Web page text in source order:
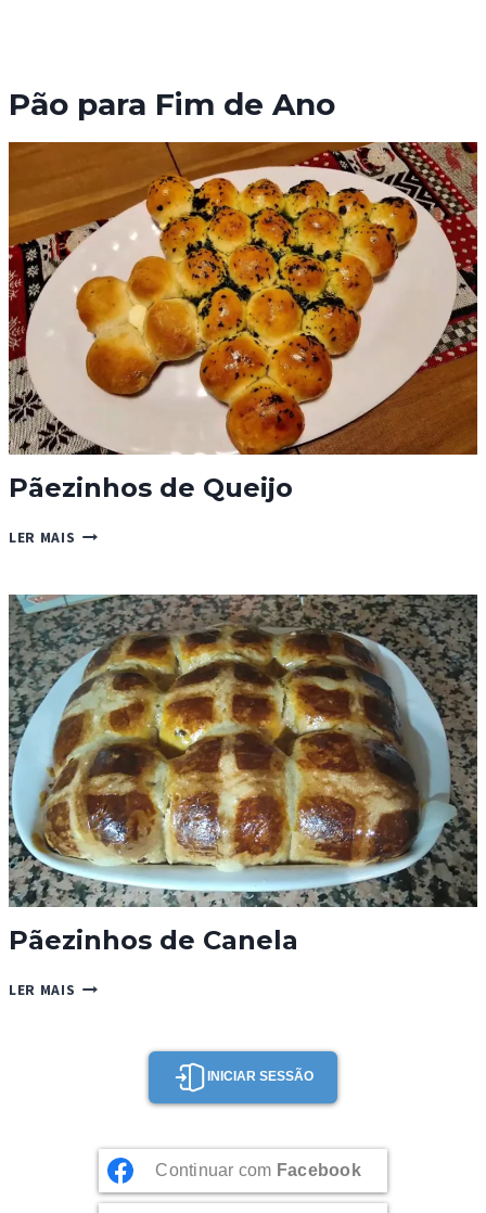
Pão para Fim de Ano
Pãezinhos de Queijo
LER MAIS PÃEZINHOS
Pãezinhos de Canela
LER MAIS PÃEZINHOS
INICIAR SESSÃO
Continuar com Facebook